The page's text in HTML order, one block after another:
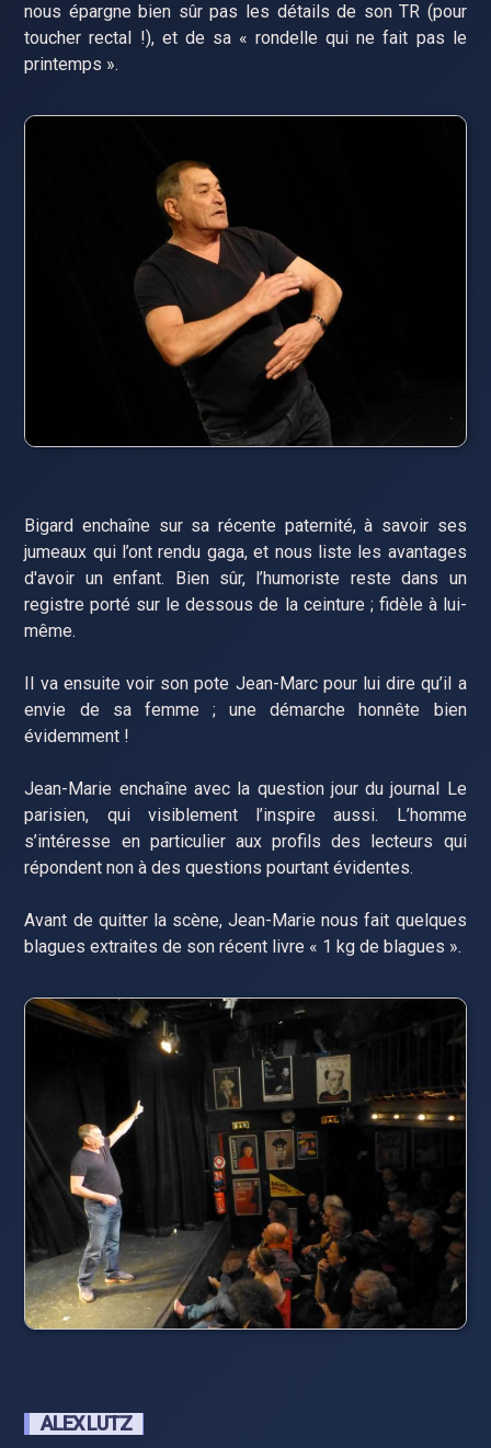
nous épargne bien sûr pas les détails de son TR (pour
toucher rectal !), et de sa « rondelle qui ne fait pas le
printemps ».
Bigard enchaîne sur sa récente paternité, à savoir ses
jumeaux qui l’ont rendu gaga, et nous liste les avantages
d'avoir un enfant. Bien sûr, l’humoriste reste dans un
registre porté sur le dessous de la ceinture ; fidèle à lui-
même.
Il va ensuite voir son pote Jean-Marc pour lui dire qu’il a
envie de sa femme ; une démarche honnête bien
évidemment !
Jean-Marie enchaîne avec la question jour du journal Le
parisien, qui visiblement l’inspire aussi. L’homme
s’intéresse en particulier aux profils des lecteurs qui
répondent non à des questions pourtant évidentes.
Avant de quitter la scène, Jean-Marie nous fait quelques
blagues extraites de son récent livre « 1 kg de blagues ».
ALEX LUTZ